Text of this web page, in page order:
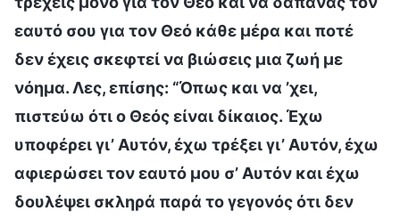
εαυτό σου για τον Θεό κάθε μέρα και ποτέ
δεν έχεις σκεφτεί να βιώσεις μια ζωή με
νόημα. Λες, επίσης: “Όπως και να ’χει,
πιστεύω ότι ο Θεός είναι δίκαιος. Έχω
υποφέρει γι’ Αυτόν, έχω τρέξει γι’ Αυτόν, έχω
αφιερώσει τον εαυτό μου σ’ Αυτόν και έχω
δουλέψει σκληρά παρά το γεγονός ότι δεν